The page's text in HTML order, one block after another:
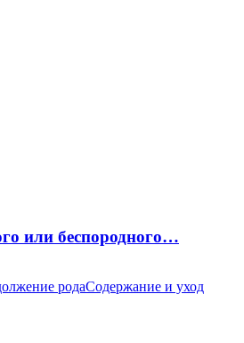
или беспородного…
родаСодержание и уход